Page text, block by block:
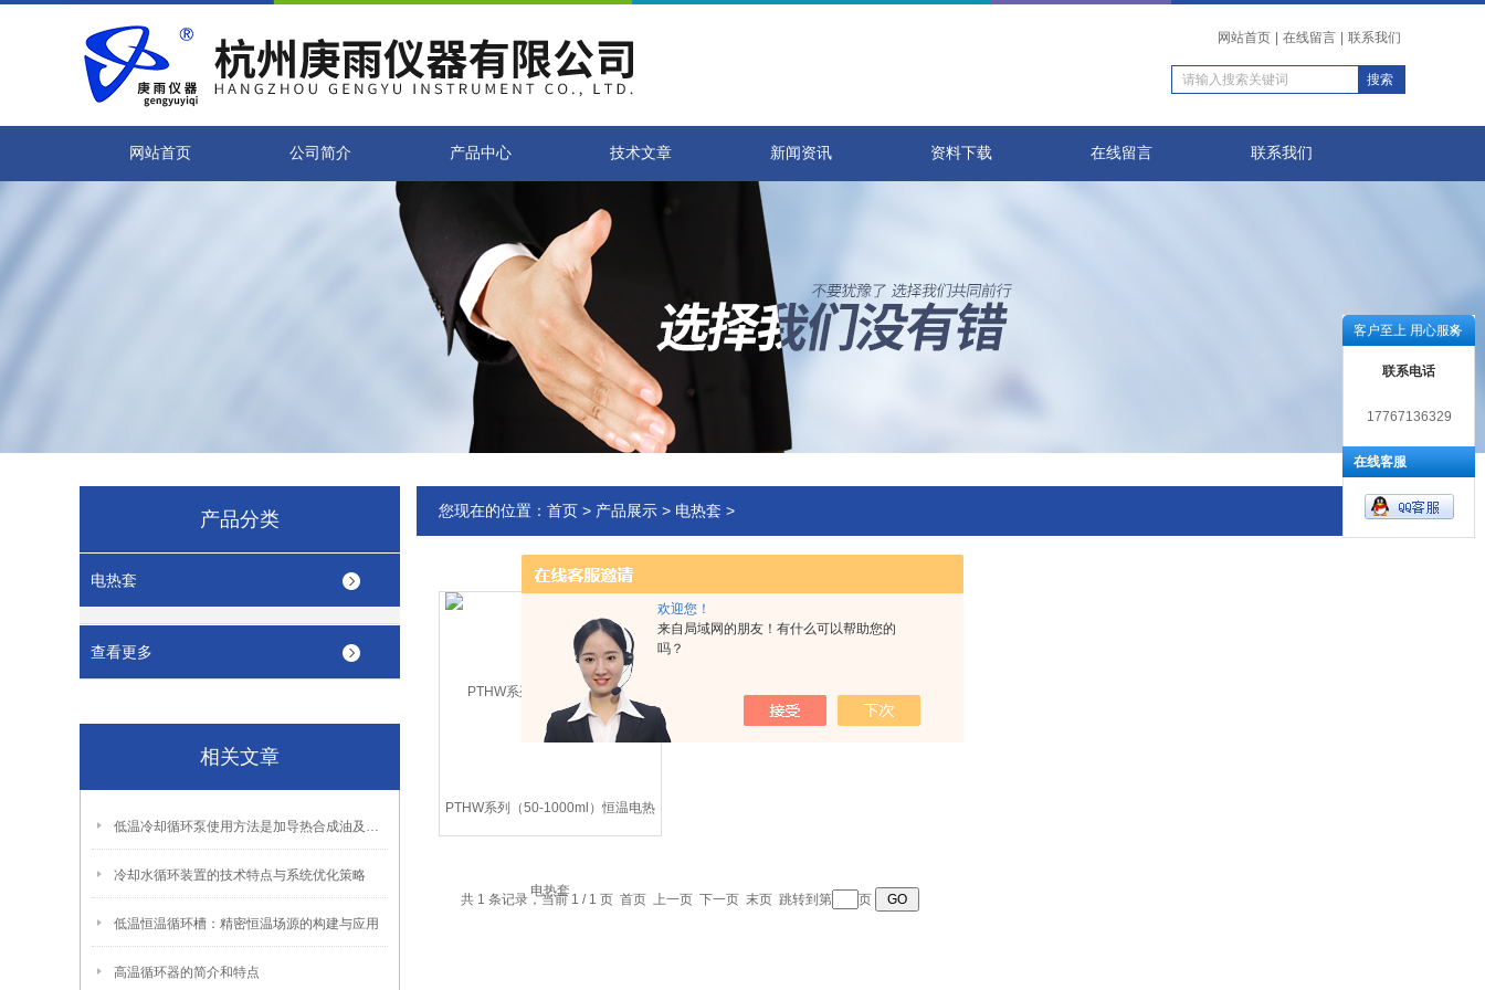
欢迎您！
来自局域网的朋友！有什么可以帮助您的
吗？
网站首页 在线留言 联系我们
网站首页 公司简介 产品中心 技术文章 新闻资讯 资料下载 在线留言 联系我们
产品分类
电热套
查看更多
相关文章
低温冷却循环泵使用方法是加导热合成油及电源连接
冷却水循环装置的技术特点与系统优化策略
低温恒温循环槽：精密恒温场源的构建与应用
高温循环器的简介和特点
您现在的位置： 首页 > 产品展示 > 电热套 >
PTHW系列（50-1000ml）恒温电热
套
共 1 条记录，当前 1 / 1 页 首页 上一页 下一页 末页 跳转到第 页
客户至上 用心服务
联系电话
17767136329
在线客服